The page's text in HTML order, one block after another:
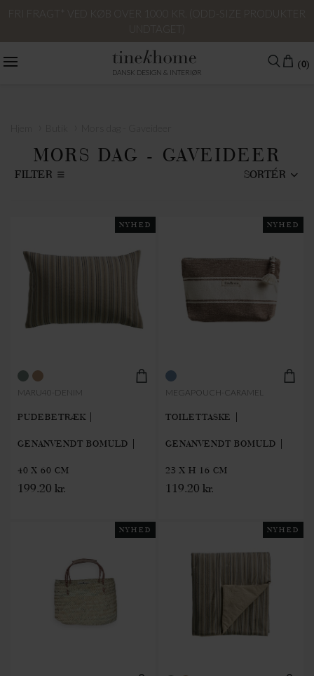
DANSK DESIGN & INTERIØR
(0)
MORS DAG - GAVEIDEER
FILTER SORTÉR
NYHED
MARU40-DENIM
PUDEBETRÆK |
GENANVENDT BOMULD |
40 X 60 CM
199.20 kr.
NYHED
MEGAPOUCH-CARAMEL
TOILETTASKE |
GENANVENDT BOMULD |
23 X H 16 CM
119.20 kr.
NYHED NYHED